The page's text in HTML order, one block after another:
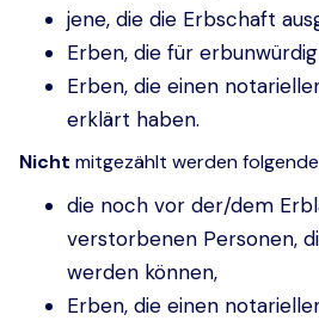
jene, die die Erbschaft
Erben, die für
Erben, die einen
erklärt haben.
Nicht mitgezählt werden
die noch vor der/dem
verstorbenen Personen,
werden können,
Erben, die einen